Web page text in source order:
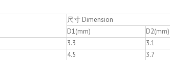
尺寸 Dimension
D1(mm)
D2(mm)
3.3
3.1
4.5
3.7